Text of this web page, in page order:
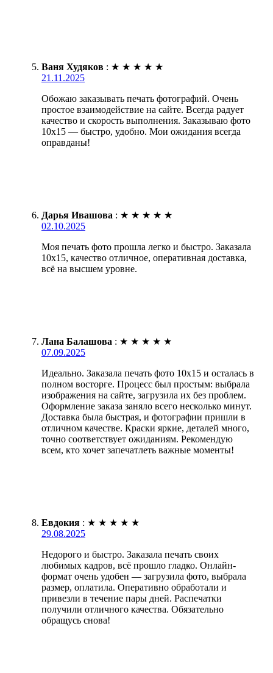
Ваня Худяков : ★ ★ ★ ★ ★
21.11.2025
Обожаю заказывать печать фотографий. Очень
простое взаимодействие на сайте. Всегда радует
качество и скорость выполнения. Заказываю фото
10х15 — быстро, удобно. Мои ожидания всегда
оправданы!
Дарья Ивашова : ★ ★ ★ ★ ★
02.10.2025
Моя печать фото прошла легко и быстро. Заказала
10х15, качество отличное, оперативная доставка,
всё на высшем уровне.
Лана Балашова : ★ ★ ★ ★ ★
07.09.2025
Идеально. Заказала печать фото 10х15 и осталась в
полном восторге. Процесс был простым: выбрала
изображения на сайте, загрузила их без проблем.
Оформление заказа заняло всего несколько минут.
Доставка была быстрая, и фотографии пришли в
отличном качестве. Краски яркие, деталей много,
точно соответствует ожиданиям. Рекомендую
всем, кто хочет запечатлеть важные моменты!
Евдокия : ★ ★ ★ ★ ★
29.08.2025
Недорого и быстро. Заказала печать своих
любимых кадров, всё прошло гладко. Онлайн-
формат очень удобен — загрузила фото, выбрала
размер, оплатила. Оперативно обработали и
привезли в течение пары дней. Распечатки
получили отличного качества. Обязательно
обращусь снова!